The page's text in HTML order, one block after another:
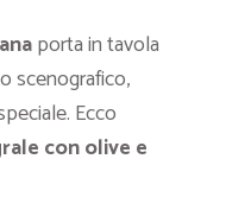
porta in tavola
scenografico,
Ecco
con olive e